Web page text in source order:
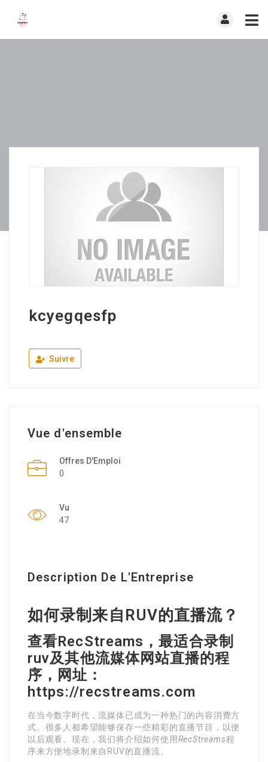
kcyegqesfp
Suivre
Vue d'ensemble
Offres D'Emploi
0
Vu
47
Description De L'Entreprise
如何录制来自RUV的直播流？
查看RecStreams，最适合录制
ruv及其他流媒体网站直播的程
序，网址：
https://recstreams.com
在当今数字时代，流媒体已成为一种热门的内容消费方
式。很多人都希望能够保存一些精彩的直播节目，以便
以后观看。现在，我们将介绍如何使用RecStreams程
序来方便地录制来自RUV的直播流。